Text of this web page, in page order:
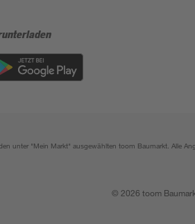
unter "Mein Markt" ausgewählten toom Baumarkt. Alle
© 2026 toom